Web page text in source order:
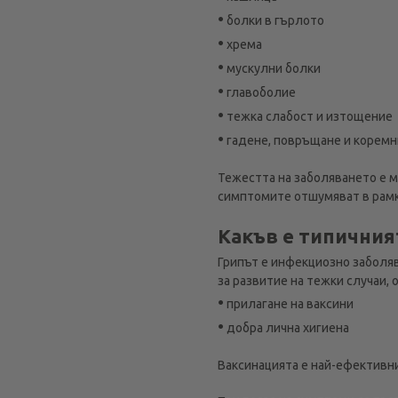
• болки в гърлото
• хрема
• мускулни болки
• главоболие
• тежка слабост и изтощение
• гадене, повръщане и
Тежестта на заболяването е
симптомите отшумяват в
Какъв е
Грипът е инфекциозно
за развитие на тежки
• прилагане на ваксини
• добра лична хигиена
Ваксинацията е най-